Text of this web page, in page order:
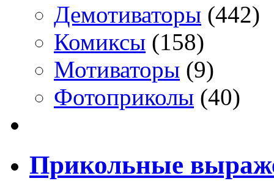
Демотиваторы (442)
Комиксы (158)
Мотиваторы (9)
Фотоприколы (40)
Прикольные